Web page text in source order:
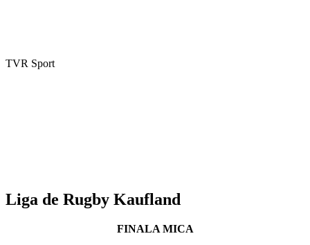
TVR Sport
Liga de Rugby Kaufland
FINALA MICA